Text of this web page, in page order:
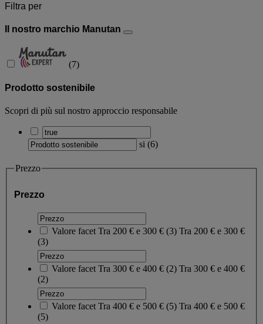
Filtra per
Il nostro marchio Manutan
(7)
Prodotto sostenibile
Scopri di più sul nostro approccio responsabile
si (6)
Prezzo
Prezzo
Valore facet Tra 200 € e 300 € (3) Tra 200 € e 300 €
(3)
Valore facet Tra 300 € e 400 € (2) Tra 300 € e 400 €
(2)
Valore facet Tra 400 € e 500 € (5) Tra 400 € e 500 €
(5)